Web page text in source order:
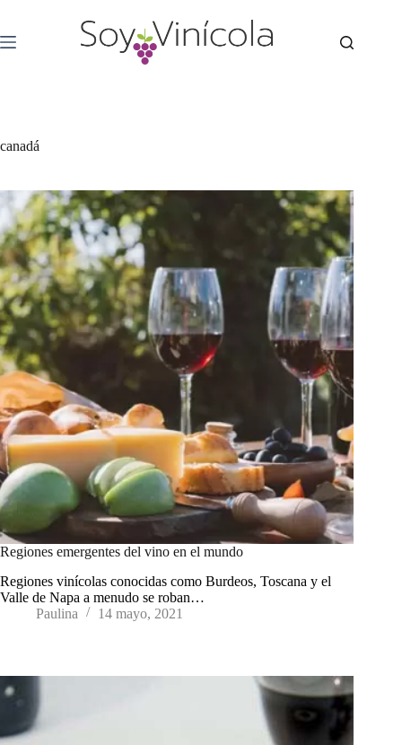
canadá
Regiones emergentes del vino en el mundo
Regiones vinícolas conocidas como Burdeos, Toscana y el
Valle de Napa a menudo se roban…
Paulina
14 mayo, 2021